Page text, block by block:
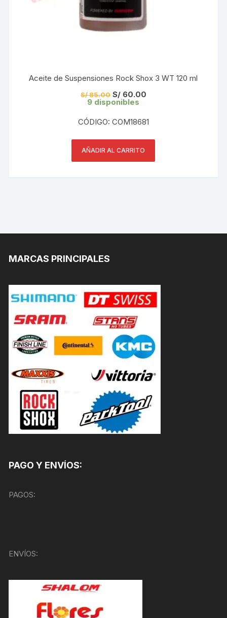
Aceite de Suspensiones Rock Shox 3 WT 120 ml
S/85.00 El
precio
S/ 85.00.
S/60.00El
S/ 60.00.
9 disponibles
CÓDIGO: COM18681
AÑADIR AL CARRITO
MARCAS PRINCIPALES
PAGO Y ENVÍOS:
PAGOS:
ENVÍOS: